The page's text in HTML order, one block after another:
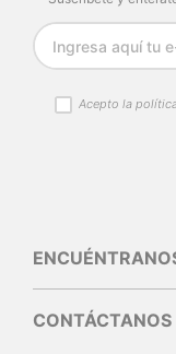
Acepto la
CONTÁCTANOS